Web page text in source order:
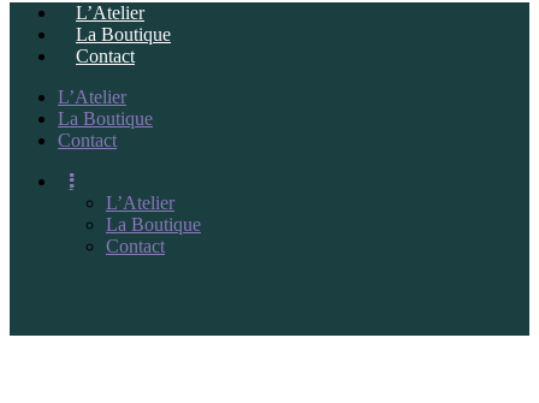
L’Atelier
La Boutique
Contact
L’Atelier
La Boutique
Contact
L’Atelier
La Boutique
Contact